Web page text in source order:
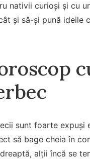
nativii curioși și cu
și să-și pună ideile
sunt foarte expuși
să bage cheia în
alții încă se